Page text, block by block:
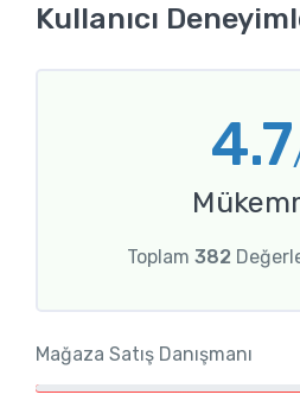
Kullanıcı
4.7
Toplam 382
Mağaza Satış Danışmanı